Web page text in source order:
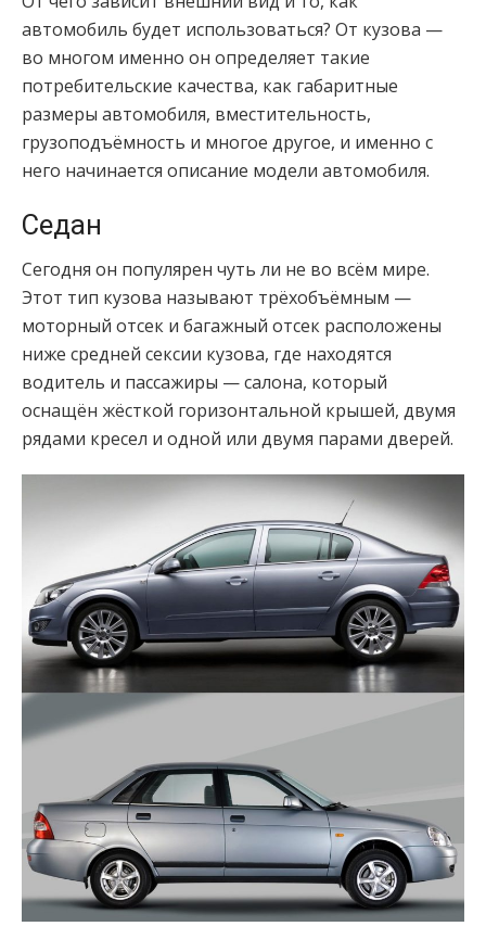
автомобиль будет использоваться? От кузова —
во многом именно он определяет такие
потребительские качества, как габаритные
размеры автомобиля, вместительность,
грузоподъёмность и многое другое, и именно с
него начинается описание модели автомобиля.
Седан
Сегодня он популярен чуть ли не во всём мире.
Этот тип кузова называют трёхобъёмным —
моторный отсек и багажный отсек расположены
ниже средней сексии кузова, где находятся
водитель и пассажиры — салона, который
оснащён жёсткой горизонтальной крышей, двумя
рядами кресел и одной или двумя парами дверей.